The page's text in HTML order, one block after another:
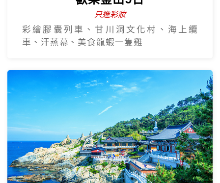
只進彩妝
彩繪膠囊列車、甘川洞文化村、海上纜
車、汗蒸幕、美食龍蝦一隻雞